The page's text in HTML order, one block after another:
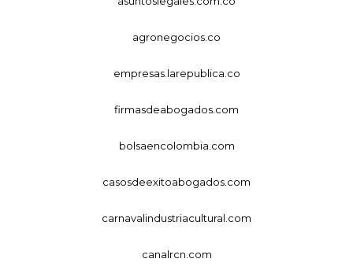
agronegocios.co
empresas.larepublica.co
firmasdeabogados.com
bolsaencolombia.com
casosdeexitoabogados.com
carnavalindustriacultural.com
canalrcn.com